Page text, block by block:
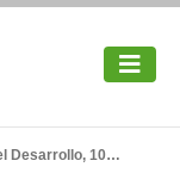
Desarrollo, 10…